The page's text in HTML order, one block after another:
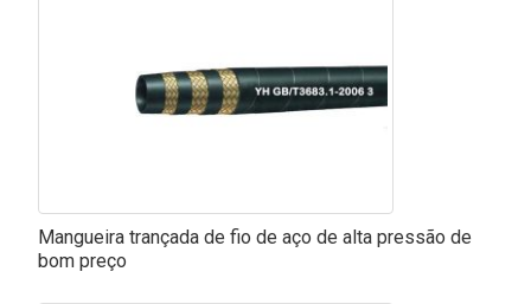
Mangueira trançada de fio de aço de alta pressão de
bom preço